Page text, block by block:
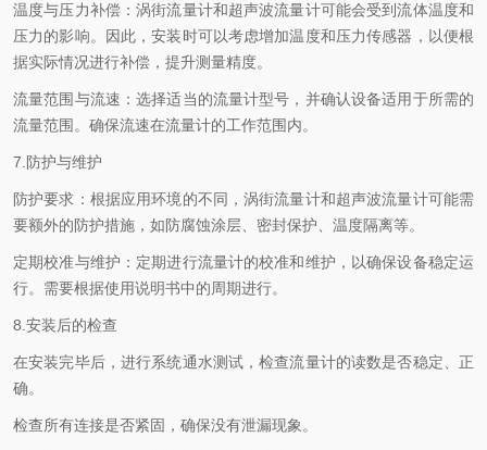
温度与压力补偿：涡街流量计和超声波流量计可能会受到流体温度和
压力的影响。因此，安装时可以考虑增加温度和压力传感器，以便根
据实际情况进行补偿，提升测量精度。
流量范围与流速：选择适当的流量计型号，并确认设备适用于所需的
流量范围。确保流速在流量计的工作范围内。
7.防护与维护
防护要求：根据应用环境的不同，涡街流量计和超声波流量计可能需
要额外的防护措施，如防腐蚀涂层、密封保护、温度隔离等。
定期校准与维护：定期进行流量计的校准和维护，以确保设备稳定运
行。需要根据使用说明书中的周期进行。
8.安装后的检查
在安装完毕后，进行系统通水测试，检查流量计的读数是否稳定、正
确。
检查所有连接是否紧固，确保没有泄漏现象。